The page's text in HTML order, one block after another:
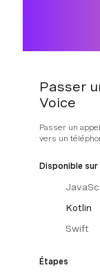
Passer
Voice
Passer un
vers un
Disponible sur
Kotlin
Swift
Étapes